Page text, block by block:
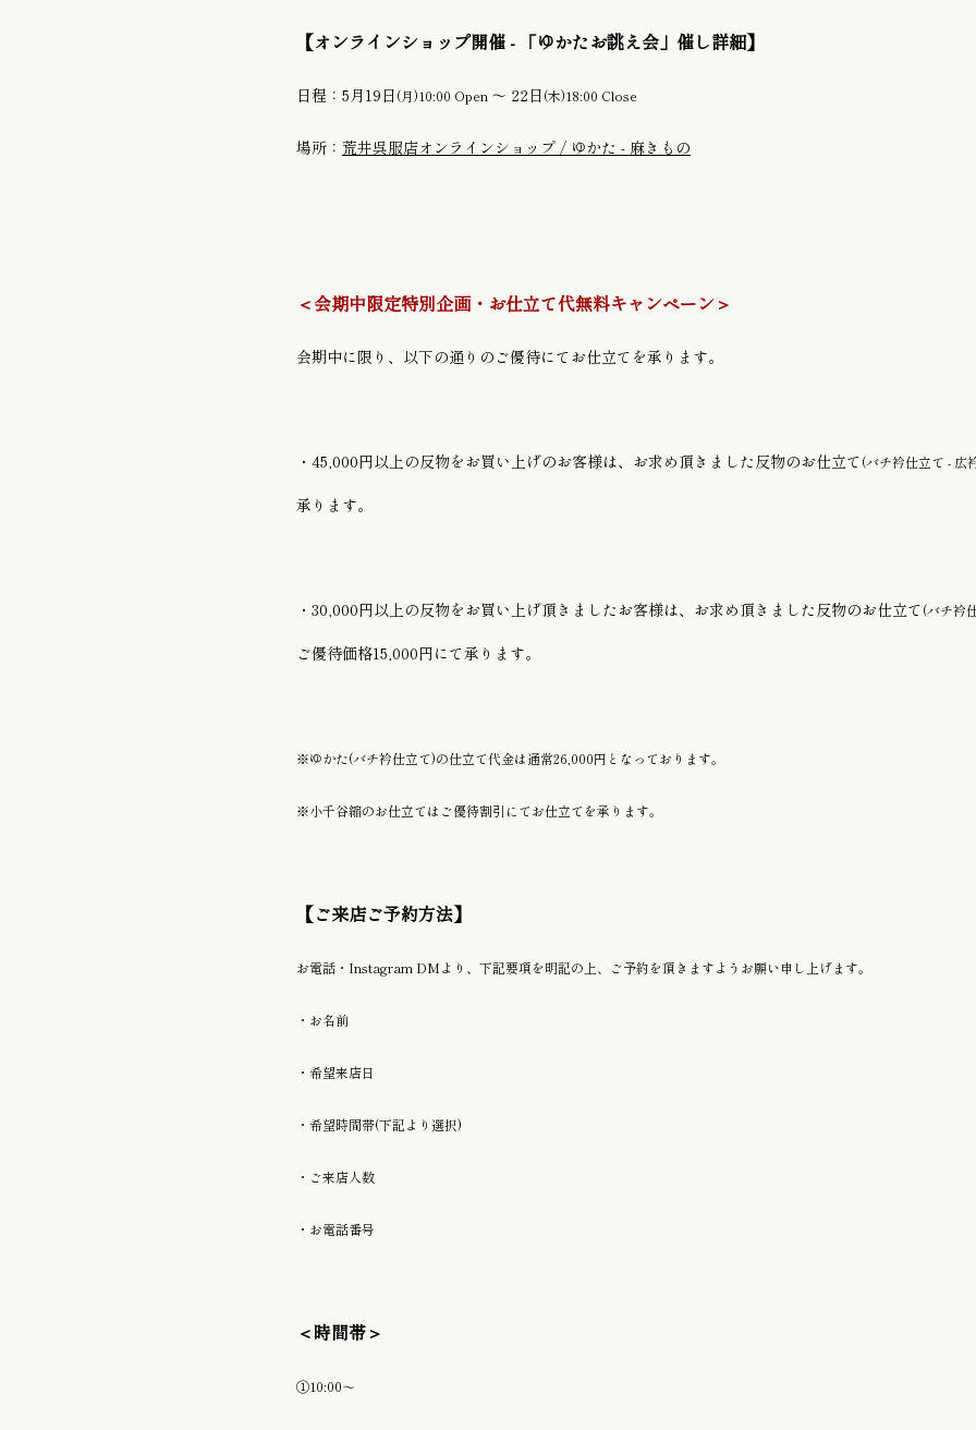
【オンラインショップ開催 - 「ゆかたお誂え会」催し詳細】
日程：5月19日(月)10:00 Open 〜 22日(木)18:00 Close
場所： 荒井呉服店オンラインショップ / ゆかた - 麻きもの
＜会期中限定特別企画・お仕立て代無料キャンペーン＞
会期中に限り、以下の通りのご優待にてお仕立てを承ります。
・45,000円以上の反物をお買い上げのお客様は、お求め頂きました反物のお仕立て(バチ衿仕立て - 広
承ります。
・30,000円以上の反物をお買い上げ頂きましたお客様は、お求め頂きました反物のお仕立て(バチ衿
ご優待価格15,000円にて承ります。
※ゆかた(バチ衿仕立て)の仕立て代金は通常26,000円となっております。
※小千谷縮のお仕立てはご優待割引にてお仕立てを承ります。
【ご来店ご予約方法】
お電話・Instagram DMより、下記要項を明記の上、ご予約を頂きますようお願い申し上げます。
・お名前
・希望来店日
・希望時間帯(下記より選択)
・ご来店人数
・お電話番号
＜時間帯＞
①10:00〜